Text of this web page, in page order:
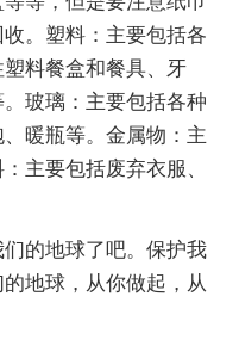
。塑料：主要包括各
料餐盒和餐具、牙
玻璃：主要包括各种
暖瓶等。金属物：主
主要包括废弃衣服、
的地球了吧。保护我
地球，从你做起，从